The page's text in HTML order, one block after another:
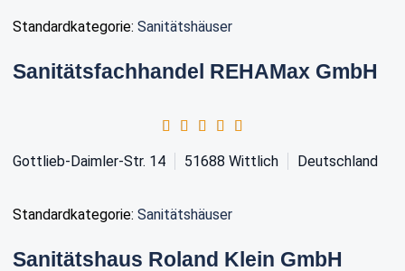
Standardkategorie: Sanitätshäuser
Sanitätsfachhandel REHAMax GmbH
Gottlieb-Daimler-Str. 14 51688 Wittlich Deutschland
Standardkategorie: Sanitätshäuser
Sanitätshaus Roland Klein GmbH